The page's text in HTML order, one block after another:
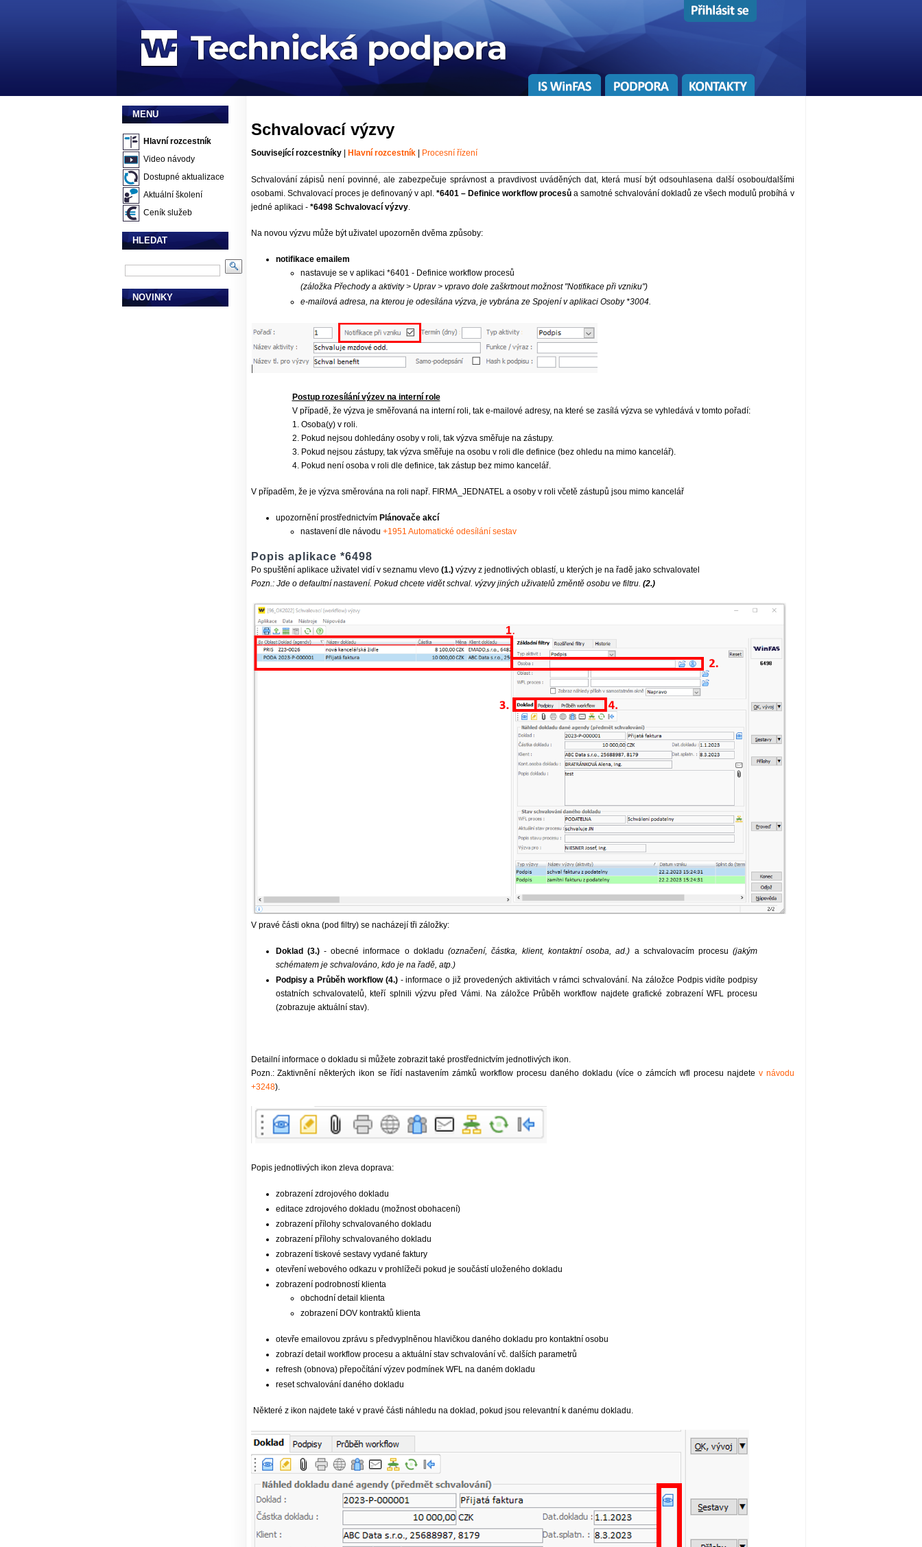
MENU
Hlavní rozcestník
Video návody
Dostupné aktualizace
Aktuální školení
Ceník služeb
HLEDAT
NOVINKY
Schvalovací výzvy
Související rozcestníky| Hlavní rozcestník Procesní řízení
Schvalování zápisů není povinné, ale zabezpečuje správnost a pravdivost uváděných dat, která musí být odsouhlasena další osobou/dalšími
osobami. Schvalovací proces je definovaný v apl. *6401 – Definice workflow procesůa samotné schvalování dokladů ze všech modulů probíhá v
jedné aplikaci - *6498 Schvalovací výzvy.
Na novou výzvu může být uživatel upozorněn dvěma způsoby:
notifikace emailem
nastavuje se v aplikaci *6401 - Definice workflow procesů
(záložka Přechody a aktivity > Uprav > vpravo dole zaškrtnout možnost "Notifikace při vzniku")
e-mailová adresa, na kterou je odesílána výzva, je vybrána ze Spojení v aplikaci Osoby *3004.
Postup rozesílání výzev na interní role
V případě, že výzva je směřovaná na interní roli, tak e-mailové adresy, na které se zasílá výzva se vyhledává v tomto pořadí:
1. Osoba(y) v roli.
2. Pokud nejsou dohledány osoby v roli, tak výzva směřuje na zástupy.
3. Pokud nejsou zástupy, tak výzva směřuje na osobu v roli dle definice (bez ohledu na mimo kancelář).
4. Pokud není osoba v roli dle definice, tak zástup bez mimo kancelář.
V případěm, že je výzva směrována na roli např. FIRMA_JEDNATEL a osoby v roli včetě zástupů jsou mimo kancelář
upozornění prostřednictvím Plánovače akcí
nastavení dle návodu +1951 Automatické odesílání sestav
Popis aplikace *6498
Po spuštění aplikace uživatel vidí v seznamu vlevo (1.)výzvy z jednotlivých oblastí, u kterých je na řadě jako schvalovatel
Pozn.: Jde o defaultní nastavení. Pokud chcete vidět schval. výzvy jiných uživatelů změntě osobu ve filtru. (2.)
V pravé části okna (pod filtry) se nacházejí tři záložky:
Doklad (3.)- obecné informace o dokladu(označení, částka, klient, kontaktní osoba, ad.) a schvalovacím procesu(jakým
schématem je schvalováno, kdo je na řadě, atp.)
Podpisy a Průběh workflow (4.)- informace o již provedených aktivitách v rámci schvalování. Na záložce Podpis vidíte podpisy
ostatních schvalovatelů, kteří splnili výzvu před Vámi. Na záložce Průběh workflow najdete grafické zobrazení WFL procesu
(zobrazuje aktuální stav).
Detailní informace o dokladu si můžete zobrazit také prostřednictvím jednotlivých ikon.
Pozn.: Zaktivnění některých ikon se řídí nastavením zámků workflow procesu daného dokladu (více o zámcích wfl procesu najdete v návodu
+3248).
Popis jednotlivých ikon zleva doprava:
zobrazení zdrojového dokladu
editace zdrojového dokladu (možnost obohacení)
zobrazení přílohy schvalovaného dokladu
zobrazení přílohy schvalovaného dokladu
zobrazení tiskové sestavy vydané faktury
otevření webového odkazu v prohlížeči pokud je součástí uloženého dokladu
zobrazení podrobností klienta
obchodní detail klienta
zobrazení DOV kontraktů klienta
otevře emailovou zprávu s předvyplněnou hlavičkou daného dokladu pro kontaktní osobu
zobrazí detail workflow procesu a aktuální stav schvalování vč. dalších parametrů
refresh (obnova) přepočítání výzev podmínek WFL na daném dokladu
reset schvalování daného dokladu
Některé z ikon najdete také v pravé části náhledu na doklad, pokud jsou relevantní k danému dokladu.